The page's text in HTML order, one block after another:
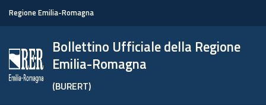
Regione Emilia-Romagna
Bollettino Ufficiale della Regione
Emilia-Romagna
(BURERT)